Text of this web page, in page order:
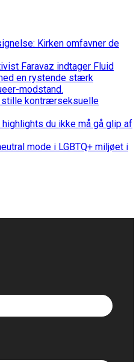
Kirken omfavner de
Faravaz indtager Fluid
en rystende stærk
modstand.
kontrærseksuelle
du ikke må gå glip af
mode i LGBTQ+ miljøet i